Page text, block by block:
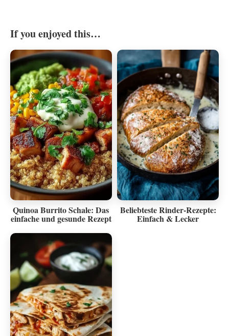
If you enjoyed this…
Quinoa Burrito Schale: Das
einfache und gesunde Rezept
Beliebteste Rinder-Rezepte:
Einfach & Lecker